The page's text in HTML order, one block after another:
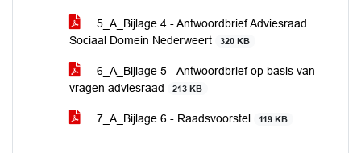
5_A_Bijlage 4 - Antwoordbrief Adviesraad
Sociaal Domein Nederweert
320 KB
6_A_Bijlage 5 - Antwoordbrief op basis van
vragen adviesraad
213 KB
7_A_Bijlage 6 - Raadsvoorstel 119 KB